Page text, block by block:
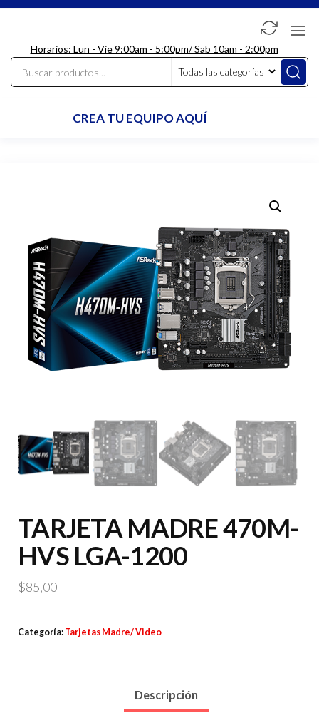
Saltar
contenido
LdcComputer
Horarios: Lun - Vie 9:00am - 5:00pm/ Sab 10am - 2:00pm
CREA TU EQUIPO AQUÍ
TARJETA MADRE 470M-
HVS LGA-1200
$85,00
Categoría: Tarjetas Madre/ Video
Descripción